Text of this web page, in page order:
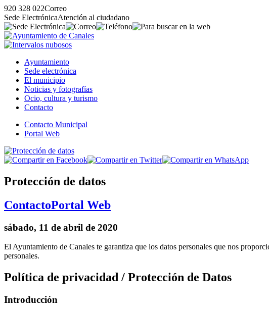
920 328 022Correo
Sede ElectrónicaAtención al ciudadano
Ayuntamiento
Sede electrónica
El municipio
Noticias y fotografías
Ocio, cultura y turismo
Contacto
Contacto Municipal
Portal Web
Protección de datos
ContactoPortal Web
sábado, 11 de abril de 2020
El Ayuntamiento de Canales te garantiza que los datos personales que nos
personales.
Política de privacidad / Protección de Datos
Introducción